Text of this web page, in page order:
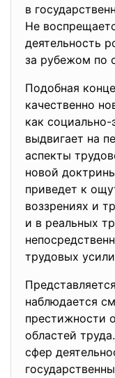
в
Не
деятельность
за рубежом по
Подобная
качественно
как
выдвигает на
аспекты
новой
приведет к
воззрениях и
и в реальных
трудовых
наблюдается
престижности
областей
сфер